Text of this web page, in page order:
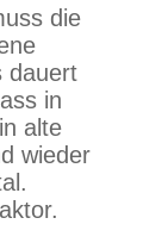
die
dauert
in
alte
wieder